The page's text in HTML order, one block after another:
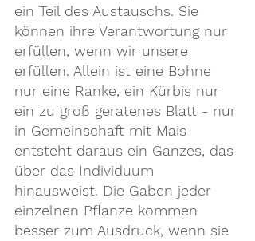
ein Teil des Austauschs. Sie
können ihre Verantwortung nur
erfüllen, wenn wir unsere
erfüllen. Allein ist eine Bohne
nur eine Ranke, ein Kürbis nur
ein zu groß geratenes Blatt - nur
in Gemeinschaft mit Mais
entsteht daraus ein Ganzes, das
über das Individuum
hinausweist. Die Gaben jeder
einzelnen Pflanze kommen
besser zum Ausdruck, wenn sie